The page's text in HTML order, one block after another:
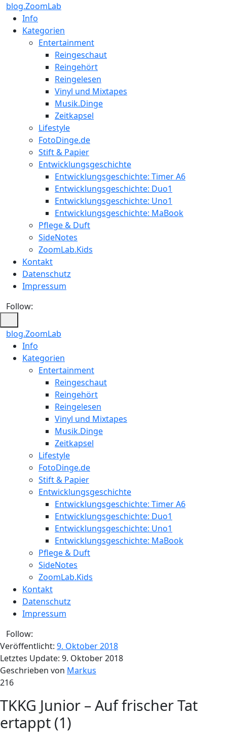
blog.ZoomLab
Info
Kategorien
Entertainment
Reingeschaut
Reingehört
Reingelesen
Vinyl und Mixtapes
Musik.Dinge
Zeitkapsel
Lifestyle
FotoDinge.de
Stift & Papier
Entwicklungsgeschichte
Entwicklungsgeschichte: Timer A6
Entwicklungsgeschichte: Duo1
Entwicklungsgeschichte: Uno1
Entwicklungsgeschichte: MaBook
Pflege & Duft
SideNotes
ZoomLab.Kids
Kontakt
Datenschutz
Impressum
Follow:
blog.ZoomLab
Info
Kategorien
Entertainment
Reingeschaut
Reingehört
Reingelesen
Vinyl und Mixtapes
Musik.Dinge
Zeitkapsel
Lifestyle
FotoDinge.de
Stift & Papier
Entwicklungsgeschichte
Entwicklungsgeschichte: Timer A6
Entwicklungsgeschichte: Duo1
Entwicklungsgeschichte: Uno1
Entwicklungsgeschichte: MaBook
Pflege & Duft
SideNotes
ZoomLab.Kids
Kontakt
Datenschutz
Impressum
Follow:
Veröffentlicht: 9. Oktober 2018
Letztes Update: 9. Oktober 2018
Geschrieben von Markus
216
TKKG Junior – Auf frischer Tat
ertappt (1)